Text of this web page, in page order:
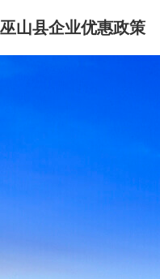
巫山县企业优惠政策